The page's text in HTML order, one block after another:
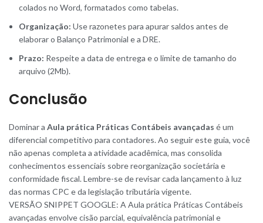
colados no Word, formatados como tabelas.
Organização: Use razonetes para apurar saldos antes de
elaborar o Balanço Patrimonial e a DRE.
Prazo: Respeite a data de entrega e o limite de tamanho do
arquivo (2Mb).
Conclusão
Dominar a Aula prática Práticas Contábeis avançadas é um
diferencial competitivo para contadores. Ao seguir este guia, você
não apenas completa a atividade acadêmica, mas consolida
conhecimentos essenciais sobre reorganização societária e
conformidade fiscal. Lembre-se de revisar cada lançamento à luz
das normas CPC e da legislação tributária vigente.
VERSÃO SNIPPET GOOGLE: A Aula prática Práticas Contábeis
avançadas envolve cisão parcial, equivalência patrimonial e